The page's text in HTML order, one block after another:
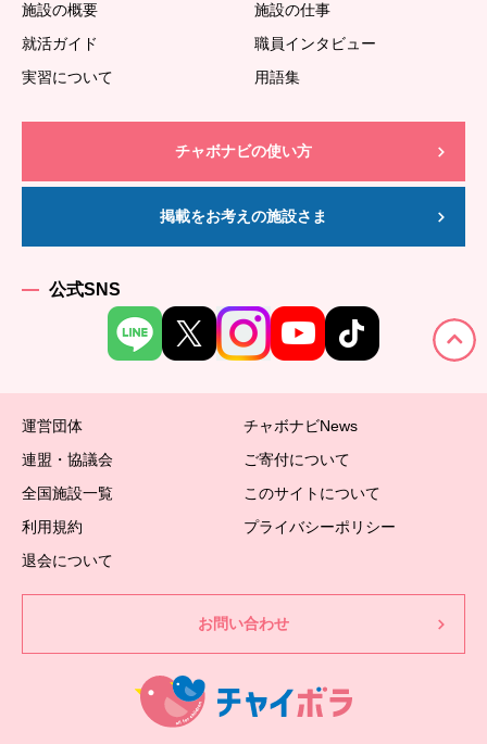
施設の概要
施設の仕事
就活ガイド
職員インタビュー
実習について
用語集
チャボナビの使い方
掲載をお考えの施設さま
公式SNS
運営団体
チャボナビNews
連盟・協議会
ご寄付について
全国施設一覧
このサイトについて
利用規約
プライバシーポリシー
退会について
お問い合わせ